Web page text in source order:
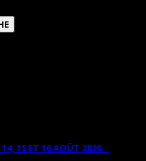
14, 15 ET 16 AOÛT 2026...